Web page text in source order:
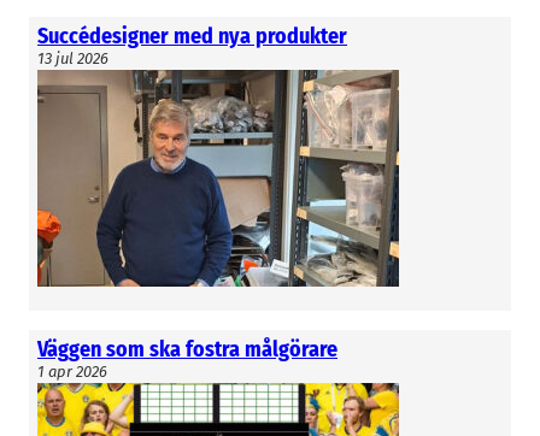
Succédesigner med nya produkter
13 jul 2026
Väggen som ska fostra målgörare
1 apr 2026